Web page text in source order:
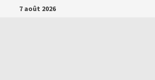
Passer7 août 2026